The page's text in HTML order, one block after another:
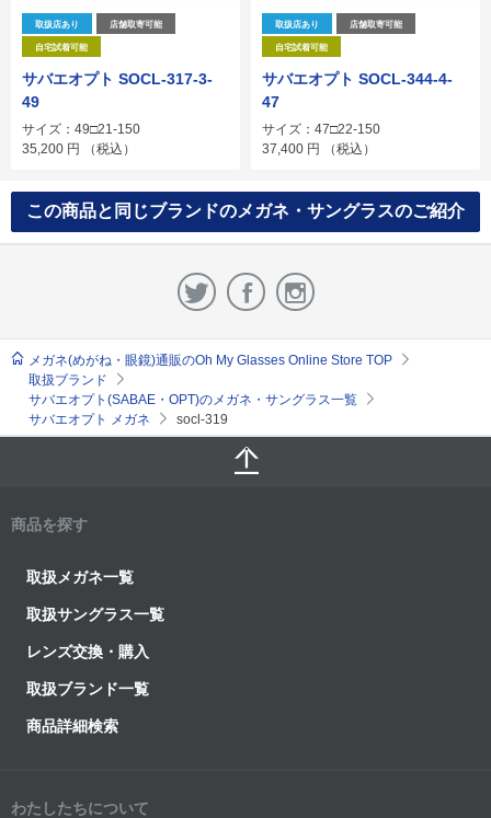
取扱店あり 店舗取寄可能
自宅試着可能
サバエオプト SOCL-317-3-
49
サイズ：49□21-150
35,200 円 （税込）
取扱店あり 店舗取寄可能
自宅試着可能
サバエオプト SOCL-344-4-
47
サイズ：47□22-150
37,400 円 （税込）
この商品と同じブランドのメガネ・サングラスのご紹介
メガネ(めがね・眼鏡)通販のOh My Glasses Online Store TOP
取扱ブランド
サバエオプト(SABAE・OPT)のメガネ・サングラス一覧
サバエオプト メガネ
socl-319
商品を探す
取扱メガネ一覧
取扱サングラス一覧
レンズ交換・購入
取扱ブランド一覧
商品詳細検索
わたしたちについて